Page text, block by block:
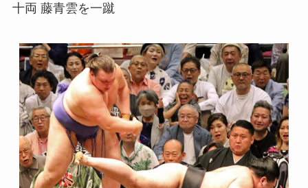
十両 藤青雲を一蹴